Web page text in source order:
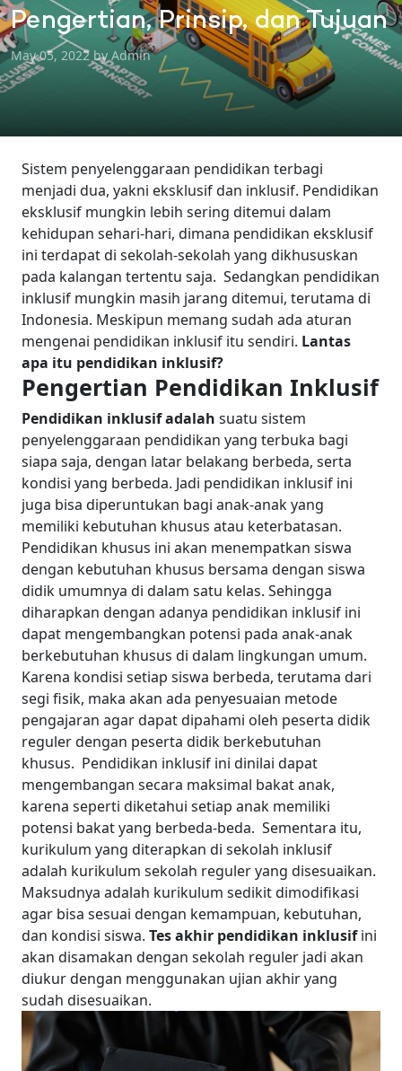
Pengertian, Prinsip, dan Tujuan
May 05, 2022 by Admin
Sistem penyelenggaraan pendidikan terbagi
menjadi dua, yakni eksklusif dan inklusif. Pendidikan
eksklusif mungkin lebih sering ditemui dalam
kehidupan sehari-hari, dimana pendidikan eksklusif
ini terdapat di sekolah-sekolah yang dikhususkan
pada kalangan tertentu saja. Sedangkan pendidikan
inklusif mungkin masih jarang ditemui, terutama di
Indonesia. Meskipun memang sudah ada aturan
mengenai pendidikan inklusif itu sendiri. Lantas
apa itu pendidikan inklusif?
Pengertian Pendidikan Inklusif
Pendidikan inklusif adalah suatu sistem
penyelenggaraan pendidikan yang terbuka bagi
siapa saja, dengan latar belakang berbeda, serta
kondisi yang berbeda. Jadi pendidikan inklusif ini
juga bisa diperuntukan bagi anak-anak yang
memiliki kebutuhan khusus atau keterbatasan.
Pendidikan khusus ini akan menempatkan siswa
dengan kebutuhan khusus bersama dengan siswa
didik umumnya di dalam satu kelas. Sehingga
diharapkan dengan adanya pendidikan inklusif ini
dapat mengembangkan potensi pada anak-anak
berkebutuhan khusus di dalam lingkungan umum.
Karena kondisi setiap siswa berbeda, terutama dari
segi fisik, maka akan ada penyesuaian metode
pengajaran agar dapat dipahami oleh peserta didik
reguler dengan peserta didik berkebutuhan
khusus. Pendidikan inklusif ini dinilai dapat
mengembangan secara maksimal bakat anak,
karena seperti diketahui setiap anak memiliki
potensi bakat yang berbeda-beda. Sementara itu,
kurikulum yang diterapkan di sekolah inklusif
adalah kurikulum sekolah reguler yang disesuaikan.
Maksudnya adalah kurikulum sedikit dimodifikasi
agar bisa sesuai dengan kemampuan, kebutuhan,
dan kondisi siswa. Tes akhir pendidikan inklusifini
akan disamakan dengan sekolah reguler jadi akan
diukur dengan menggunakan ujian akhir yang
sudah disesuaikan.